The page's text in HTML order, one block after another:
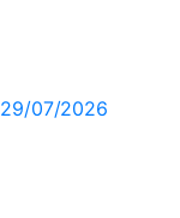
29/07/2026